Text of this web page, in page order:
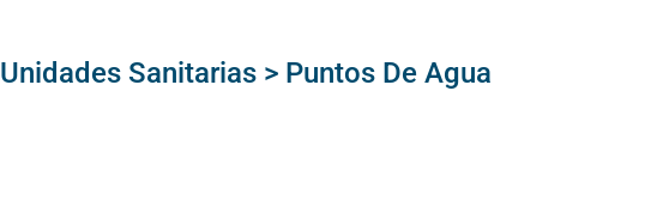
Unidades Sanitarias > Puntos De Agua